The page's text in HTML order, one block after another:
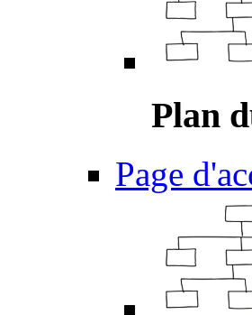
Plan
Page